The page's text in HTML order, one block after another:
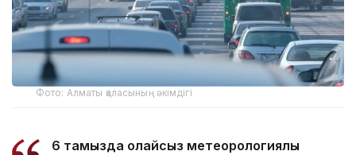
Фото: Алматы қаласының әкімдігі
6 тамызда қолайсыз метеорологиялық